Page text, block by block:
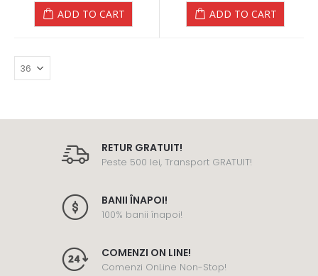
ADD TO CART ADD TO CART
RETUR GRATUIT!
Peste 500 lei, Transport GRATUIT!
BANII ÎNAPOI!
100% banii înapoi!
COMENZI ON LINE!
Comenzi OnLine Non-Stop!